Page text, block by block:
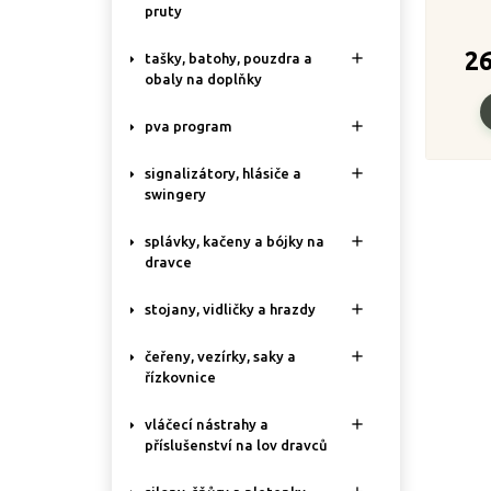
pruty
tašky, batohy, pouzdra a
obaly na doplňky

pva program 
signalizátory, hlásiče a
swingery

splávky, kačeny a bójky na
dravce

stojany, vidličky a hrazdy 
čeřeny, vezírky, saky a
řízkovnice

vláčecí nástrahy a
příslušenství na lov dravců
